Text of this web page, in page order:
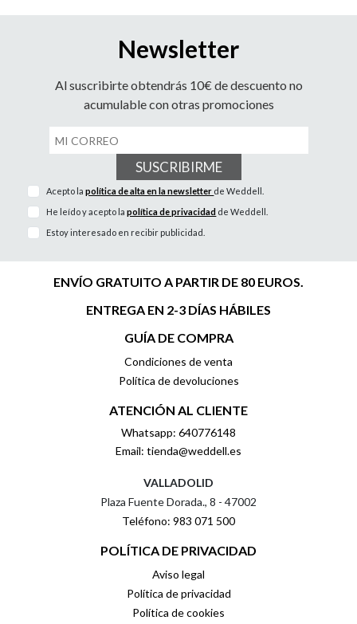
Newsletter
Al suscribirte obtendrás 10€ de descuento no
acumulable con otras promociones
SUSCRIBIRME
Acepto lapolítica de alta en la newsletter de Weddell.
He leído y acepto lapolítica de privacidad de Weddell.
Estoy interesado en recibir publicidad.
ENVÍO GRATUITO A PARTIR DE 80 EUROS.
ENTREGA EN 2-3 DÍAS HÁBILES
GUÍA DE COMPRA
Condiciones de venta
Política de devoluciones
ATENCIÓN AL CLIENTE
Whatsapp: 640776148
Email: tienda@weddell.es
VALLADOLID
Plaza Fuente Dorada., 8 - 47002
Teléfono: 983 071 500
POLÍTICA DE PRIVACIDAD
Aviso legal
Política de privacidad
Política de cookies